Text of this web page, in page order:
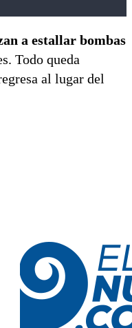
a estallar bombas
Todo queda
al lugar del